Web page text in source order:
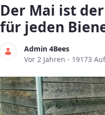
Der Mai ist
für jeden
Admin 4Bees
Publikationsdatum
Vor 2 Jahren - 19173